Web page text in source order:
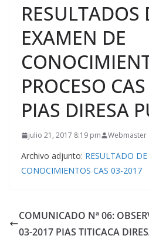
RESULTADOS
EXAMEN DE
PROCESO
PIAS DIRESA
julio 21, 2017 8:19 pm Webmaster
Archivo adjunto: RESULTADO
CONOCIMIENTOS CAS 03-2017
COMUNICADO Nª 06:
03-2017 PIAS TITICACA